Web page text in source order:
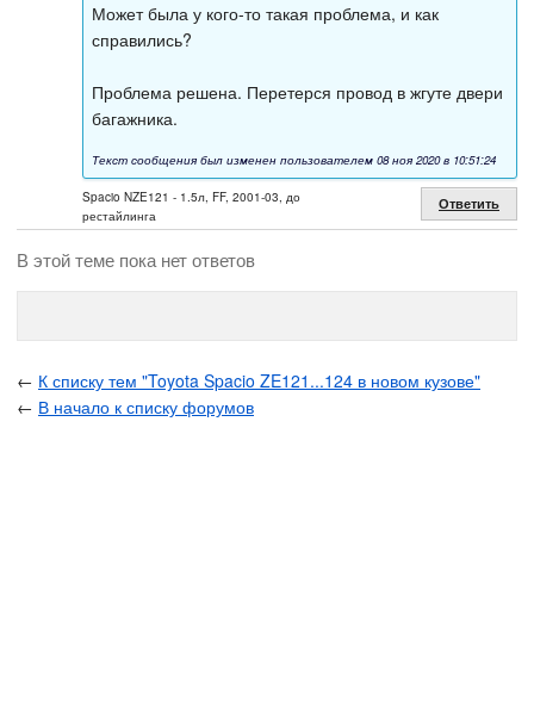
Может была у кого-то такая проблема, и как
справились?
Проблема решена. Перетерся провод в жгуте двери
багажника.
Текст сообщения был изменен пользователем 08 ноя 2020 в 10:51:24
Spacio NZE121 - 1.5л, FF, 2001-03, до
рестайлинга
Ответить
В этой теме пока нет ответов
← К списку тем "Toyota Spacio ZE121...124 в новом кузове"
← В начало к списку форумов